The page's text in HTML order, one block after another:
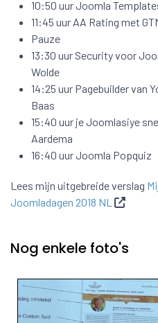
10:50 uur Joomla
11:45 uur AA Rating met
Pauze
13:30 uur Security voor
Wolde
14:25 uur Pagebuilder van
Baas
15:40 uur je Joomlasiye
Aardema
16:40 uur Joomla Popquiz
Lees mijn uitgebreide verslag
Joomladagen 2018 NL
Nog enkele foto's